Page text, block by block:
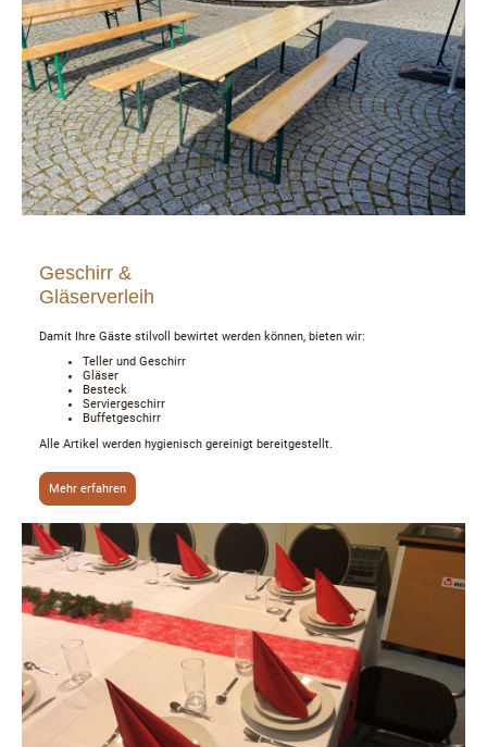
Geschirr &
Gläserverleih
Damit Ihre Gäste stilvoll bewirtet werden können, bieten wir:
Teller und Geschirr
Gläser
Besteck
Serviergeschirr
Buffetgeschirr
Alle Artikel werden hygienisch gereinigt bereitgestellt.
Mehr erfahren